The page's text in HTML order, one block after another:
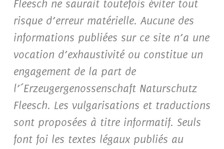
Fleesch ne saurait toutefois éviter tout
risque d’erreur matérielle. Aucune des
informations publiées sur ce site n’a une
vocation d’exhaustivité ou constitue un
engagement de la part de
l’´Erzeugergenossenschaft Naturschutz
Fleesch. Les vulgarisations et traductions
sont proposées à titre informatif. Seuls
font foi les textes légaux publiés au